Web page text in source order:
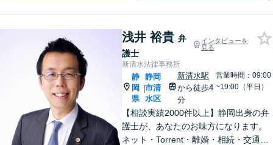
浅井 裕貴 弁
護士
インタビューを
見る
新清水法律事務所
静
岡
県
|
静岡
市清
水区
新清水駅
から徒歩4
分
営業時間：09:00
~19:00（平日）
【相談実績2000件以上】静岡出身の弁
護士が、あなたのお味方になります。
ネット・Torrent・離婚・相続・交通事